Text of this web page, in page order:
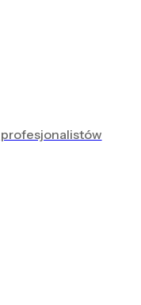
profesjonalistów